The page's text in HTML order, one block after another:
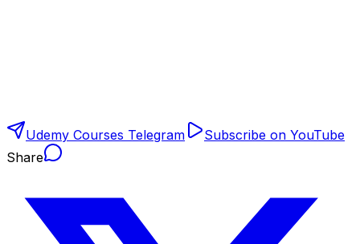
Udemy Courses Telegram
Subscribe on YouTube
Share